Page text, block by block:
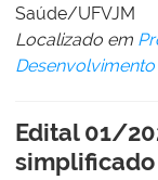
Saúde/UFVJM
Localizado em
Edital 01/